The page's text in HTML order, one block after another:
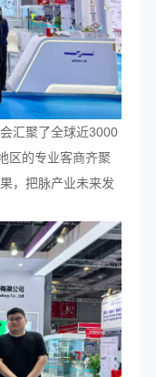
汇聚了全球近3000
区的专业客商齐聚
，把脉产业未来发